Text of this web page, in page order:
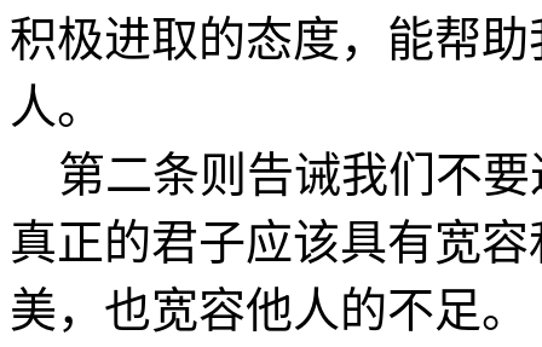
积极进取的态度，能帮
人。
第二条则告诫我们不要
真正的君子应该具有宽
美，也宽容他人的不足。